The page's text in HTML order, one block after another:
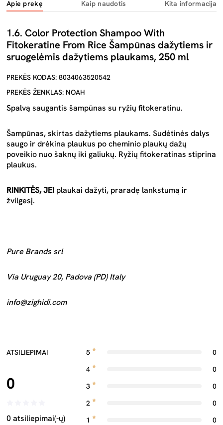
Apie prekę Kaip naudotis Kita informacija
1.6. Color Protection Shampoo With
Fitokeratine From Rice Šampūnas dažytiems ir
sruogelėmis dažytiems plaukams, 250 ml
PREKĖS KODAS: 8034063520542
PREKĖS ŽENKLAS: NOAH
Spalvą saugantis šampūnas su ryžių fitokeratinu.
Šampūnas, skirtas dažytiems plaukams. Sudėtinės dalys
saugo ir drėkina plaukus po cheminio plaukų dažų
poveikio nuo šaknų iki galiukų. Ryžių fitokeratinas stiprina
plaukus.
RINKITĖS, JEI plaukai dažyti, praradę lankstumą ir
žvilgesį.
Pure Brands srl
Via Uruguay 20, Padova (PD) Italy
info@zighidi.com
ATSILIEPIMAI
0
0 atsiliepimai(-ų)
5
0
4
0
3
0
2
0
1
0